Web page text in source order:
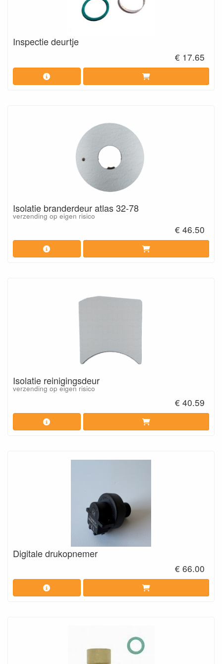
Inspectie deurtje
€ 17.65
Isolatie branderdeur atlas 32-78
verzending op eigen risico
€ 46.50
Isolatie reinigingsdeur
verzending op eigen risico
€ 40.59
Digitale drukopnemer
€ 66.00